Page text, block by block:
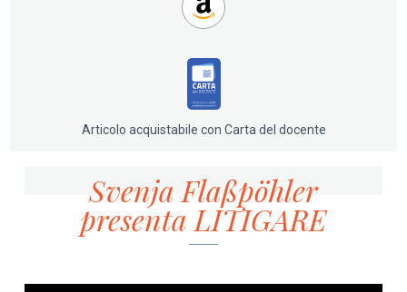
Articolo acquistabile con Carta del docente
Svenja Flaßpöhler
presenta LITIGARE